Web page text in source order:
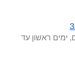
ימים ראשון עד